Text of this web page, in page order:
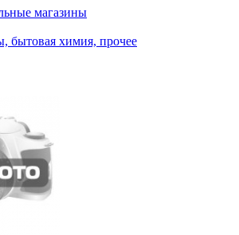
магазины
бытовая химия, прочее